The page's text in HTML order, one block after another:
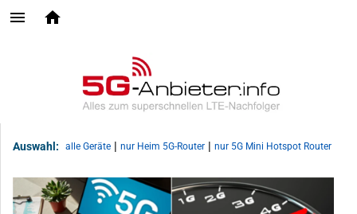
Auswahl: alle Geräte | nur Heim 5G-Router | nur 5G Mini Hotspot Router